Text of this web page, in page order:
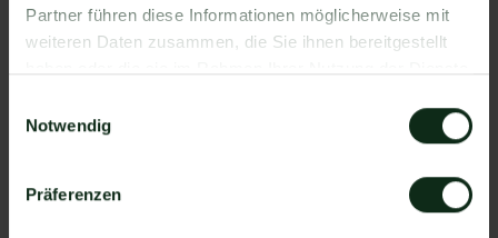
Partner führen diese Informationen möglicherweise mit
weiteren Daten zusammen, die Sie ihnen bereitgestellt
Notwendig
Präferenzen
Schritt 1: Zapier Konto erstellen, Venue Account
und Mateo Konto hinzufügen
Schritt 2: Eine der Apps (Venue oder Mateo) als
Schritt 3: Die andere App als Handlung
Schritt 4: Die Handlung, die ausgeführt werden